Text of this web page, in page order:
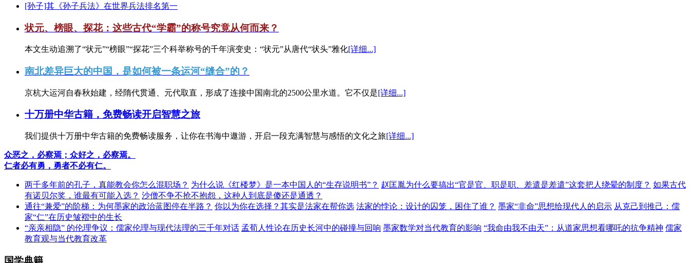
[孙子]其《孙子兵法》在世界兵法排名第一
状元、榜眼、探花：这些古代“学霸”的称号究竟从何而来？
本文生动追溯了“状元”“榜眼”“探花”三个科举称号的千年演变史：“状元”从唐代“状头”雅化[详细...]
南北差异巨大的中国，是如何被一条运河“缝合”的？
京杭大运河自春秋始建，经隋代贯通、元代取直，形成了连接中国南北的2500公里水道。它不仅是[详细...]
十万册中华古籍，免费畅读开启智慧之旅
我们提供十万册中华古籍的免费畅读服务，让你在书海中遨游，开启一段充满智慧与感悟的文化之旅[详细...]
众恶之，必察焉；众好之，必察焉。
仁者必有勇，勇者不必有仁。
两千多年前的孔子，真能教会你怎么混职场？ 为什么说《红楼梦》是一本中国人的“生存说明书”？ 赵匡胤为什么要搞出“官是官、职是职、差遣是差遣”这套把人绕晕的制度？ 如果古代
有诺贝尔奖，谁最有可能入选？ 沙僧不争不抢不抱怨，这种人到底是傻还是通透？
通往“兼爱”的阶梯：为何墨家的政治蓝图停在半路？ 你以为你在选择？其实是法家在帮你选 法家的悖论：设计的囚笼，困住了谁？ 墨家“非命”思想给现代人的启示 从克己到推己：儒
家“仁”在历史皱褶中的生长
“亲亲相隐” 的伦理争议：儒家伦理与现代法理的三千年对话 孟荀人性论在历史长河中的碰撞与回响 墨家数学对当代教育的影响 “我命由我不由天”：从道家思想看哪吒的抗争精神 儒家
教育观与当代教育改革
国学典籍